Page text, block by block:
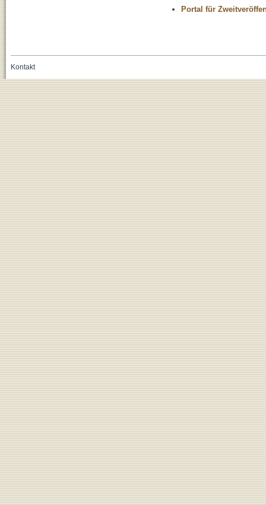
Portal für
Kontakt